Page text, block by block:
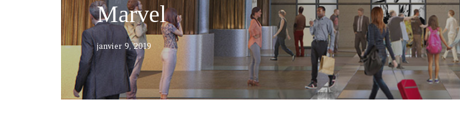
Marvel
janvier 9, 2019